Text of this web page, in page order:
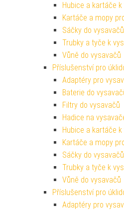
Hubice a kartáče
Kartáče a mopy
Sáčky do vysavačů
Trubky a tyče k
Vůně do vysavačů
Příslušenství pro
Adaptéry pro
Baterie do
Filtry do vysavačů
Hadice na
Hubice a kartáče
Kartáče a mopy
Sáčky do vysavačů
Trubky a tyče k
Vůně do vysavačů
Příslušenství pro
Adaptéry pro